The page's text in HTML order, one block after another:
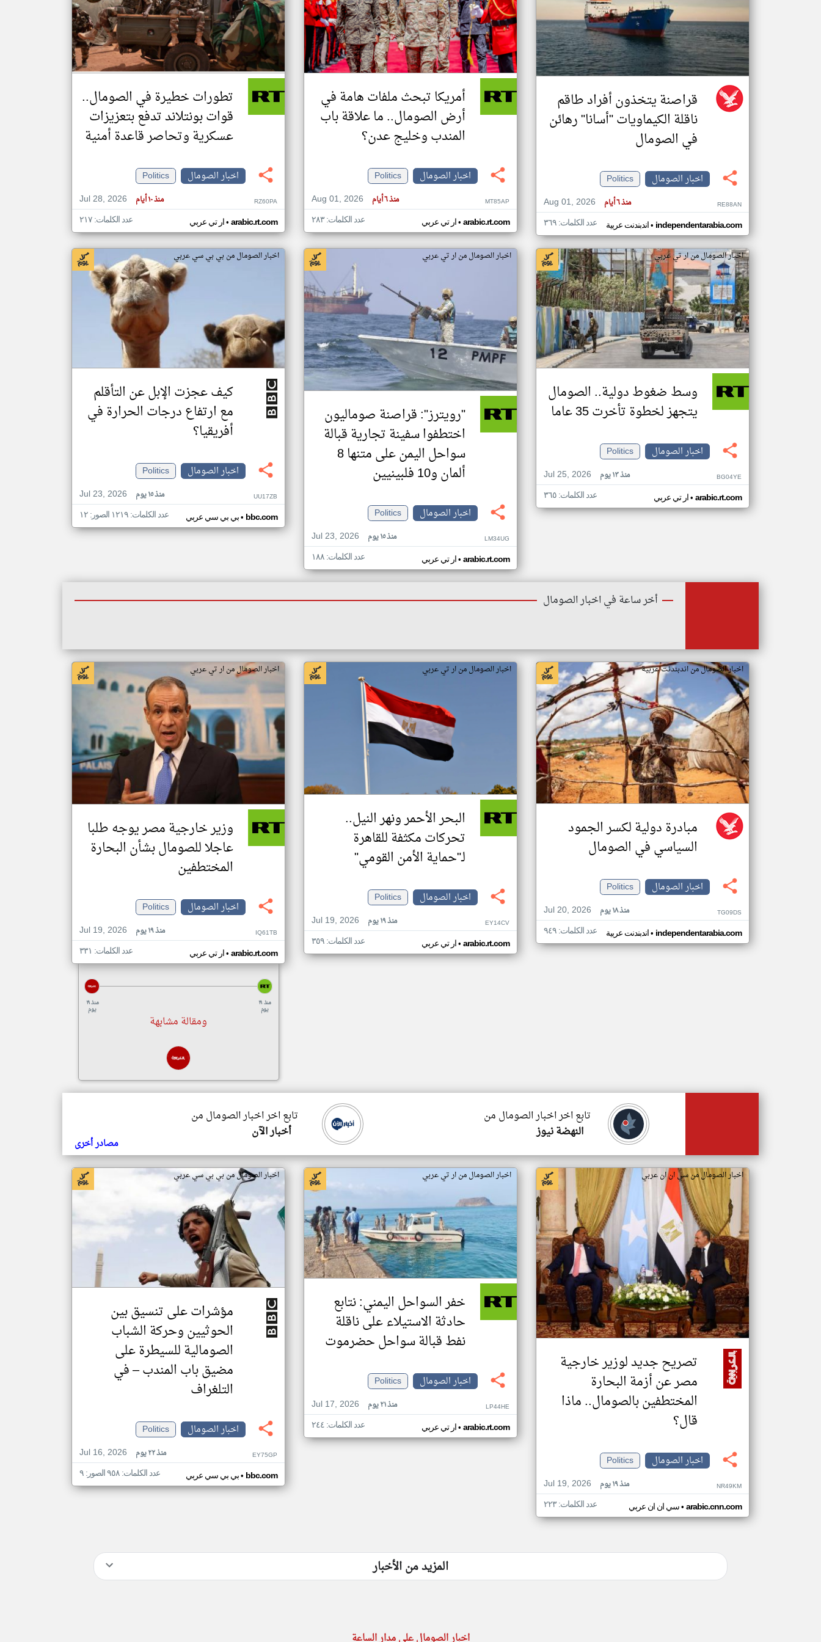
تغيير الدولة
مصادر الأخبار من الصومال
اخبار الصومال على مدار الساعة
أهم اخبار الصومال العاجلة والمباشرة
قراصنة يتخذون أفراد طاقم
ناقلة الكيماويات "أسانا" رهائن
في الصومال
اخبار الصومال
Politics
Aug 01, 2026
منذ ٦ أيام RE88AN
اندبندنت عربية• independentarabia.com عدد الكلمات: ٣٦٩
أمريكا تبحث ملفات هامة في
أرض الصومال.. ما علاقة باب
المندب وخليج عدن؟
اخبار الصومال
Politics
Aug 01, 2026
منذ ٦ أيام MT85AP
ار تي عربي• arabic.rt.com عدد الكلمات: ٢٨٣
تطورات خطيرة في الصومال..
قوات بونتلاند تدفع بتعزيزات
عسكرية وتحاصر قاعدة أمنية
اخبار الصومال
Politics
Jul 28, 2026
منذ ١٠ أيام RZ60PA
ار تي عربي• arabic.rt.com عدد الكلمات: ٢١٧
اخبار الصومال من ار تي عربي
وسط ضغوط دولية.. الصومال
يتجهز لخطوة تأخرت 35 عاما
اخبار الصومال
Politics
Jul 25, 2026
منذ ١٣ يوم BG04YE
ار تي عربي• arabic.rt.com عدد الكلمات: ٣٦٥
اخبار الصومال من ار تي عربي
"رويترز": قراصنة صوماليون
اختطفوا سفينة تجارية قبالة
سواحل اليمن على متنها 8
ألمان و10 فلبينيين
اخبار الصومال
Politics
Jul 23, 2026
منذ ١٥ يوم LM34UG
ار تي عربي• arabic.rt.com عدد الكلمات: ١٨٨
اخبار الصومال من بي بي سي عربي
كيف عجزت الإبل عن التأقلم
مع ارتفاع درجات الحرارة في
أفريقيا؟
اخبار الصومال
Politics
Jul 23, 2026
منذ ١٥ يوم UU17ZB
بي بي سي عربي• bbc.com عدد الكلمات: ١٢١٩ الصور: ١٢
أخر ساعة في اخبار الصومال
اخبار الصومال من اندبندنت عربية
مبادرة دولية لكسر الجمود
السياسي في الصومال
اخبار الصومال
Politics
Jul 20, 2026
منذ ١٨ يوم TG09DS
اندبندنت عربية• independentarabia.com عدد الكلمات: ٩٤٩
اخبار الصومال من ار تي عربي
البحر الأحمر ونهر النيل..
تحركات مكثفة للقاهرة
لـ"حماية الأمن القومي"
اخبار الصومال
Politics
Jul 19, 2026
منذ ١٩ يوم EY14CV
ار تي عربي• arabic.rt.com عدد الكلمات: ٣٥٩
اخبار الصومال من ار تي عربي
وزير خارجية مصر يوجه طلبا
عاجلا للصومال بشأن البحارة
المختطفين
اخبار الصومال
Politics
Jul 19, 2026
منذ ١٩ يوم IQ61TB
ار تي عربي• arabic.rt.com عدد الكلمات: ٣٣١
منذ ١٩
يوم
منذ ١٩
يوم
ومقالة مشابهة
تابع اخر اخبار الصومال من
أخبار الآن
تابع اخر اخبار الصومال من
النهضة نيوز
مصادر أخرى
اخبار الصومال من سي ان ان عربي
تصريح جديد لوزير خارجية
مصر عن أزمة البحارة
المختطفين بالصومال.. ماذا
قال؟
اخبار الصومال
Politics
Jul 19, 2026
منذ ١٩ يوم NR49KM
سي ان ان عربي• arabic.cnn.com عدد الكلمات: ٢٢٣
اخبار الصومال من ار تي عربي
خفر السواحل اليمني: نتابع
حادثة الاستيلاء على ناقلة
نفط قبالة سواحل حضرموت
اخبار الصومال
Politics
Jul 17, 2026
منذ ٢١ يوم LP44HE
ار تي عربي• arabic.rt.com عدد الكلمات: ٢٤٤
اخبار الصومال من بي بي سي عربي
مؤشرات على تنسيق بين
الحوثيين وحركة الشباب
الصومالية للسيطرة على
مضيق باب المندب – في
التلغراف
اخبار الصومال
Politics
Jul 16, 2026
منذ ٢٢ يوم EY75GP
بي بي سي عربي• bbc.com عدد الكلمات: ٩٥٨ الصور: ٩
المزيد من الأخبار
klyoum.com